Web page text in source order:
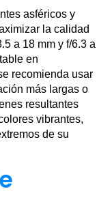
asféricos y
la calidad
a 18 mm y f/6.3 a
en
recomienda usar
más largas o
resultantes
vibrantes,
de su